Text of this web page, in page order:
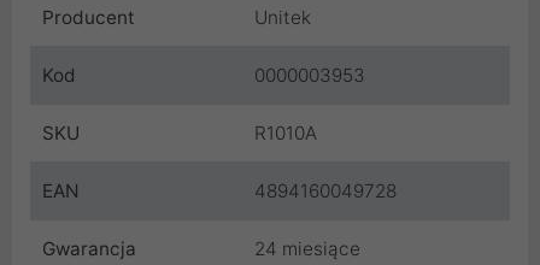
Producent Unitek
Kod 0000003953
SKU R1010A
EAN 4894160049728
Gwarancja 24 miesiące